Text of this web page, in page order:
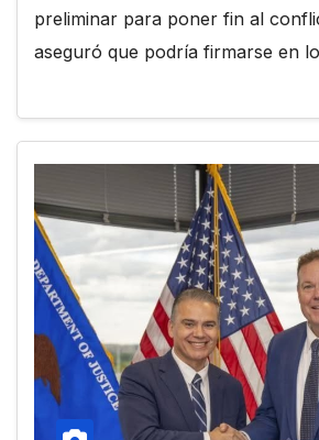
preliminar para poner fin al
aseguró que podría firmarse en